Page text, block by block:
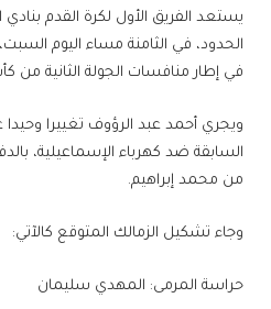
يستعد الفريق الأول لكرة القدم
الحدود، في الثامنة مساء اليوم
في إطار منافسات الجولة الثانية
ويجري أحمد عبد الرؤوف تغييرا وحيدا
السابقة ضد كهرباء الإسماعيلية،
من محمد إبراهيم.
وجاء تشكيل الزمالك المتوقع كالآتي:
حراسة المرمى: المهدي سليمان